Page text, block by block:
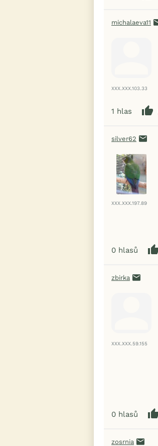
michalaeva11
XXX.XXX.103.33
1 hlas
silver62
XXX.XXX.197.89
0 hlasů
zbirka
XXX.XXX.59.155
0 hlasů
zosrnia